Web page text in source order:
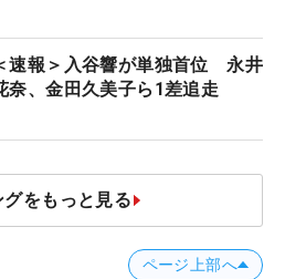
速報＞入谷響が単独首位 永井
奈、金田久美子ら1差追走
グをもっと見る
ページ上部へ